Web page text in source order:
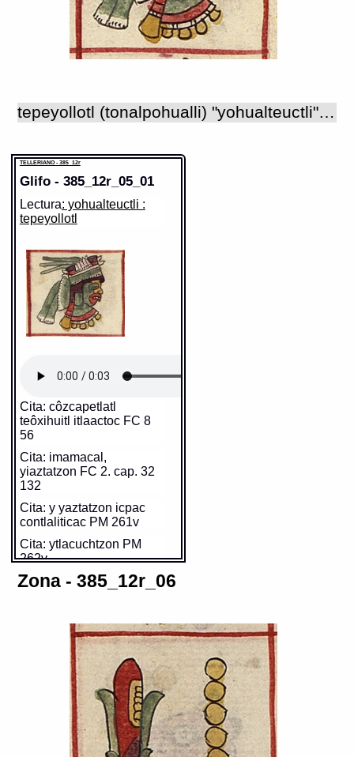
tepeyollotl (tonalpohualli) "yohualteuctli" o 'señor de la noche' 'Corazón del monte' es el nombre de Tezcatlipoca en su forma de jaguar, venerado como dios de las cuevas. De acuerdo con un mito nahua, cuando Tezcatlipoca reinaba como el primero de los cinco soles o eras cosmogónicas, cayó al agua derribado por Quetzalcohuatl quien lo golpeó con un bastón. Ahí se convirtió en jaguar y salió a matar a los gigantes, o primeros habitantes de la tierra (HMP, cap. IV). Otros relatos mencionan que Tezcatlipoca se convirtió en este animal cuando jugaba a la pelota con Quetzalcohuatl en uno de los acontecimientos que precedieron a la caída de Tula, asustando a los toltecas y provocando su huída y muerte (Mendieta 1993, libro segundo, cap. v : 82). Por esto, en muchas imágenes puede verse que este dios jaguar porta los elementos que son característicos de Tezcatlipoca: el espejo humeante y/o el pectoral circular conocido como "anahuatl". Tepeyollotl era el patrón de la tercera trecena del "tonalamatl" que iniciaba con el día "ce mazatl" ('1 venado') y era regente del día "calli" ('casa'). En las pictografías que se refieren a la trecena mencionada, Tepeyollotl se representó en su forma animal, o bien como un hombre vestido como jaguar. En ocasiones el dios jaguar está frente a Quetzalcohuatl; en otras, el copatrón no es Quetzalcohuatl sino Tlazolteotl, "diosa de la basura". En ambos casos, los dioses presentan ante Tepeyollotl a un pequeño personaje que agarran de los cabellos en señal de sujeción y que algunos investigadores, como Seler, identifican con un pecador. A este respecto, cabe mencionar que la confesión de los vicios y faltas se hacía ante Tlazolteotl y Tezcatlipoca por intermedio de los sacerdotes, ya que ellos eran los dioses que tenían el poder de purificar a los seres humanos (FC 1, cap. 12 : 23-27). El dios Tepeyollotl se relaciona de una manera u otra con los dos dioses que lo acompañan en los diferentes "tonalamatl" presidiendo esta trecena. Los mitos mencionados arriba vinculan al dios jaguar con Quetzalcohuatl y además en el día 7 "acatl" ('caña'), que caía dentro de este periodo, se hacía en Cholula una gran fiesta en honor de este último (Vat. A : 16r; TR : 10r); por otro lado, al ser considerado como el arquetipo de los sacerdotes, Quetzalcohuatl podría representar en estas escenas al intermediario entre el dios y los hombres en el acto de la confesión. Tlazolteotl, por su parte, se asocia con Tepeyollotl ya que ella es la patrona del día "ocelotl" (jaguar), signo asociado al "Corazón del monte", además de la mencionada relación que guarda con Tezcatlipoca como los dos dioses ante los cuales se confesaba la gente. Tepeyollotl también ha sido identificado con una de las nueve figuras que acompañan a los días de las trecenas y que se conocen como 'señores de la noche'; en algunos casos (cuadretes del códice Telleriano-Remensis y Tonalamatl de Aubin, por ejemplo) se representa su cabeza antropomorfa y se distingue principalmente por su pintura facial verde, roja y amarilla, su cabello rubio y el tocado de papel verde y plumas en el que se insertan dos penachos o protuberancias a ambos lados de la frente; en el códice Borgia (lámina 14) aparece de cuerpo completo como un hombre barbado tocando un caracol, con pintura de piel de ocelote alrededor de la boca y cuerpo pintado de negro; de manera diferente, la imagen de Tepeyollotl como 'señor de la noche' en los códices Borbónico y Cospi, consiste en la figura de un cerro ("tepetl") con un corazón ("yollotl") en el interior, glifo que funciona como un antropónimo del dios. Tepeyollotl es una deidad para la cual existe muy poca información; de hecho, las únicas referencias provienen de las glosas, a veces contradictorias, escritas en los códices Telleriano-Remensis y Vaticano A, que nos dan su nombre y donde se le llama también 'el eco de la voz que retumba en la montaña'. Lo que los investigadores han dicho sobre este dios se ha basado principalmente en su relación con Tezcatlipoca, dios que se transformaba en este animal según los mitos cosmogónicos nahuas, y en el análisis de las imágenes que lo representan.
TELLERIANO - 385_12r
Glifo - 385_12r_05_01
Lectura: yohualteuctli :
tepeyollotl
Cita: côzcapetlatl
teôxihuitl itlaactoc FC 8
56
Cita: imamacal,
yiaztatzon FC 2. cap. 32
132
Cita: y yaztatzon icpac
contlaliticac PM 261v
Cita: ytlacuchtzon PM
262v
https://tlachia.iib.unam.mx/glifo/385_12r_05_01
Zona - 385_12r_06